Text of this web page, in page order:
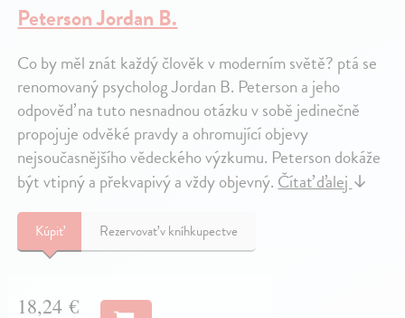
Peterson Jordan B.
Co by měl znát každý člověk v moderním světě? ptá se
renomovaný psycholog Jordan B. Peterson a jeho
odpověď na tuto nesnadnou otázku v sobě jedinečně
propojuje odvěké pravdy a ohromující objevy
nejsoučasnějšího vědeckého výzkumu. Peterson dokáže
být vtipný a překvapivý a vždy objevný. Čítať ďalej ↓
Kúpiť Rezervovať v kníhkupectve
18,24 €